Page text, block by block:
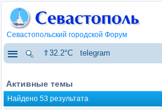
Севастопольский городской Форум
⇑32.2°C telegram
Активные темы
Найдено 53 результата